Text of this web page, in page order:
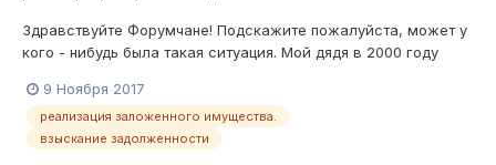
Здравствуйте Форумчане! Подскажите пожалуйста, может у
кого - нибудь была такая ситуация. Мой дядя в 2000 году
предоставил транспортное средство- джип 1995 г.в.
рыночная стоимость которого составляла на тот момент 10
000 тысяч долларов, почт...
9 Ноября 2017
реализация заложенного имущества.
взыскание задолженности